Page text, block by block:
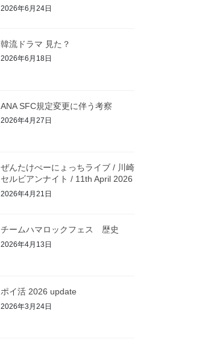
2026年6月24日
韓流ドラマ 見た？
2026年6月18日
ANA SFC規定変更に伴う考察
2026年4月27日
ぜんたけぺーにょっちライブ / 川崎
セルビアンナイト / 11th April 2026
2026年4月21日
チームハマロックフェス 歴史
2026年4月13日
ポイ活 2026 update
2026年3月24日